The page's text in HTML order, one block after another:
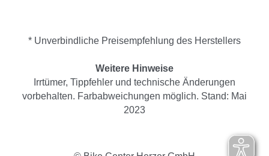
* Unverbindliche Preisempfehlung des Herstellers
Weitere Hinweise
Irrtümer, Tippfehler und technische Änderungen
vorbehalten. Farbabweichungen möglich. Stand: Mai
2023